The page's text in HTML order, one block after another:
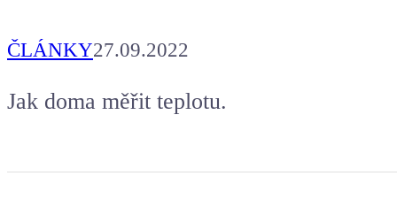
ČLÁNKY27.09.2022
Jak doma měřit teplotu.